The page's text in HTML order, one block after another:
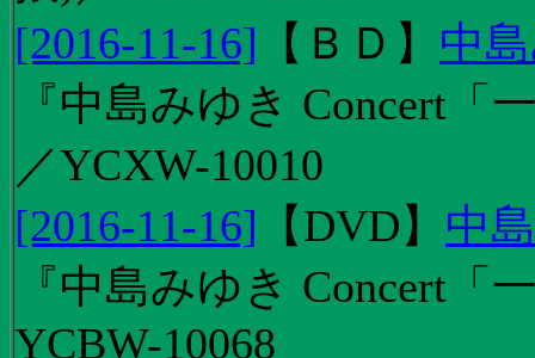
[2016-11-16] 【 ＢＤ 】 中
『中島みゆき Concert
／YCXW-10010
[2016-11-16] 【DVD】 中
『中島みゆき Concert
YCBW-10068